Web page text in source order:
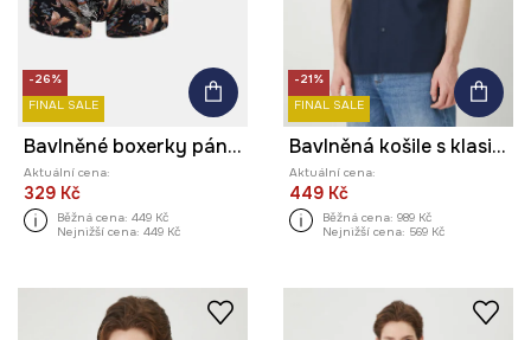
-26%
FINAL SALE
Bavlněné boxerky pánské s elastanem a vzorem (2-pack) více barev
Aktuální cena:
329 Kč
Běžná cena: 449 Kč
Nejnižší cena: 449 Kč
-21%
FINAL SALE
Bavlněná košile s klasickým límcem, hladký povrch tmavomodrá barva
Aktuální cena:
449 Kč
Běžná cena: 989 Kč
Nejnižší cena: 569 Kč